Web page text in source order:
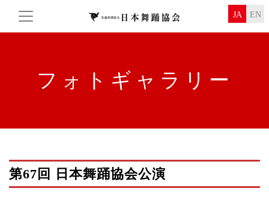
JA EN
フォトギャラリー
第67回 日本舞踊協会公演